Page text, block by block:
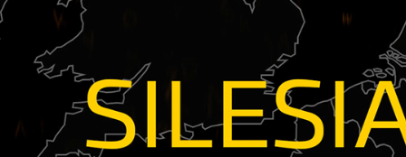
Zum
Inhalt
springen